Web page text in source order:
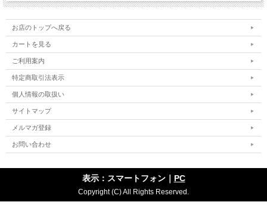
お店のトップへ戻る
カートを見る
ご利用案内
特定商取引法表示
個人情報の取扱い
サイトマップ
メルマガ登録
お問い合わせ
表示：スマートフォン｜ PC
Copyright (C) All Rights Reserved.